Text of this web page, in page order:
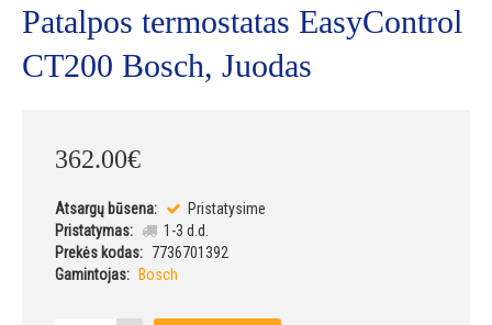
Patalpos termostatas EasyControl
CT200 Bosch, Juodas
362.00€
Atsargų būsena:
Pristatysime
Pristatymas:
1-3 d.d.
Prekės kodas: 7736701392
Gamintojas:
Bosch